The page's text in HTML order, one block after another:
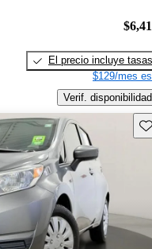
El precio incluye tasas
$129/mes
Verif. disponibilidad